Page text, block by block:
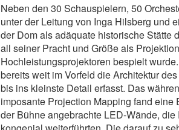
Neben den 30 Schauspielern, 50
unter der Leitung von Inga Hilsberg und
der Dom als adäquate historische Stätte
all seiner Pracht und Größe als
Hochleistungsprojektoren bespielt
bereits weit im Vorfeld die Architektur
bis ins kleinste Detail erfasst. Das
imposante Projection Mapping fand
der Bühne angebrachte LED-Wände,